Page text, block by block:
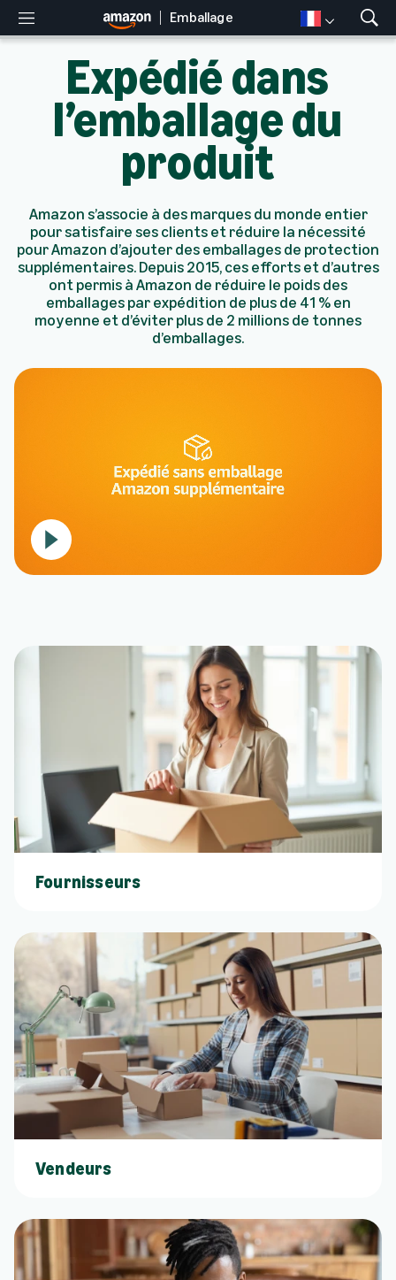
M
e
Emballage
A
f
h
e
Expédié dans
l’emballage du
produit
Amazon s’associe à des marques du monde entier
pour satisfaire ses clients et réduire la nécessité
pour Amazon d’ajouter des emballages de protection
supplémentaires. Depuis 2015, ces efforts et d’autres
ont permis à Amazon de réduire le poids des
emballages par expédition de plus de 41 % en
moyenne et d’éviter plus de 2 millions de tonnes
d’emballages.
Fournisseurs
Vendeurs